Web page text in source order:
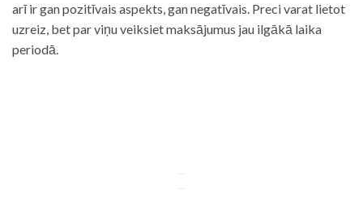
arī ir gan pozitīvais aspekts, gan negatīvais. Preci varat lietot
uzreiz, bet par viņu veiksiet maksājumus jau ilgākā laika
periodā.